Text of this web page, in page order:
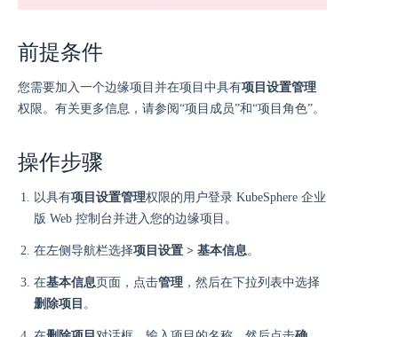
前提条件
您需要加入一个边缘项目并在项目中具有项目设置管理
权限。有关更多信息，请参阅“项目成员”和“项目角色”。
操作步骤
以具有项目设置管理权限的用户登录 KubeSphere 企业
版 Web 控制台并进入您的边缘项目。
在左侧导航栏选择项目设置 > 基本信息。
在基本信息页面，点击管理 ，然后在下拉列表中选择
删除项目 。